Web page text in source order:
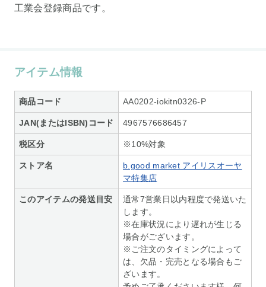
工業会登録商品です。
アイテム情報
商品コード AA0202-iokitn0326-P
JAN(またはISBN)コード 4967576686457
税区分 ※10%対象
ストア名
b.good market アイリスオーヤ
マ特集店
このアイテムの発送目安
通常7営業日以内程度で発送いた
します。
※在庫状況により遅れが生じる
場合がございます。
※ご注文のタイミングによって
は、欠品・完売となる場合もご
ざいます。